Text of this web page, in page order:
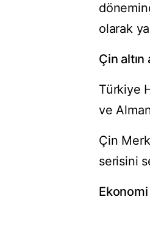
olarak
Çin altın
Türkiye
ve
Çin
serisini